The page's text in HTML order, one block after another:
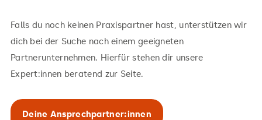
Falls du noch keinen Praxispartner hast, unterstützen wir
dich bei der Suche nach einem geeigneten
Partnerunternehmen. Hierfür stehen dir unsere
Expert:innen beratend zur Seite.
Deine Ansprechpartner:innen